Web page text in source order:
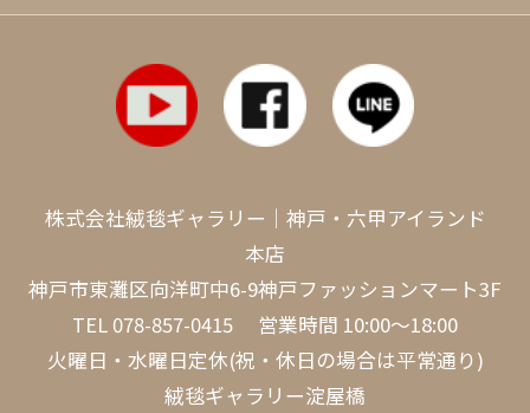
株式会社絨毯ギャラリー｜神戸・六甲アイランド
本店
神戸市東灘区向洋町中6-9神戸ファッションマート3F
TEL 078-857-0415 営業時間 10:00～18:00
火曜日・水曜日定休(祝・休日の場合は平常通り)
絨毯ギャラリー淀屋橋